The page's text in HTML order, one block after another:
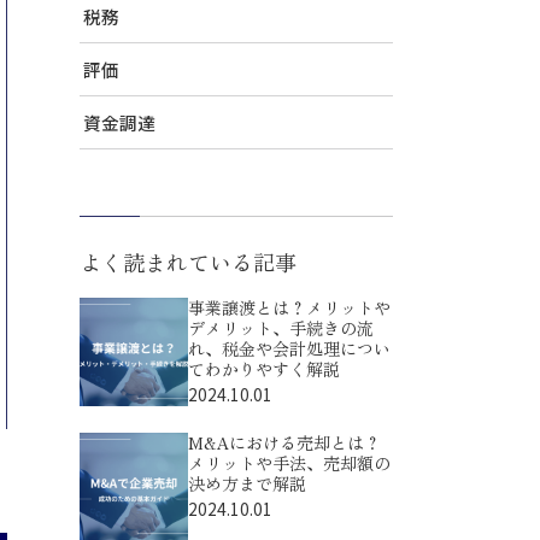
税務
評価
資金調達
よく読まれている記事
事業譲渡とは？メリットや
デメリット、手続きの流
れ、税金や会計処理につい
てわかりやすく解説
2024.10.01
M&Aにおける売却とは？
メリットや手法、売却額の
決め方まで解説
2024.10.01